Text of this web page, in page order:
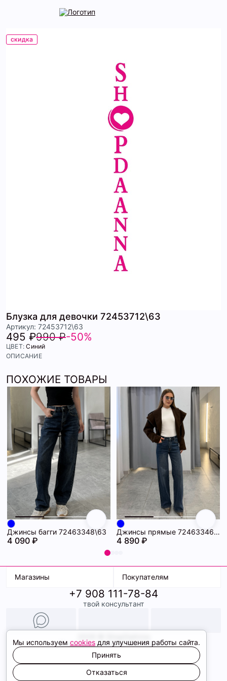
скидка
Блузка для девочки 72453712\63
Артикул: 72453712\63
495 ₽990 ₽-50%
ЦВЕТ:Синий
ОПИСАНИЕ
ПОХОЖИЕ ТОВАРЫ
Джинсы багги 72463348\63
4 090 ₽
Джинсы прямые 72463346\63
4 890 ₽
Магазины
ТК Терминал
ТРК Континент
Покупателям
Доставка
Условия оплаты
Образы
+7 908 111-78-84
твой консультант
Политика конфиденциальности
Соглашение cookie
Сайт создали
Мы используем cookies для улучшения работы сайта.
Принять
Отказаться